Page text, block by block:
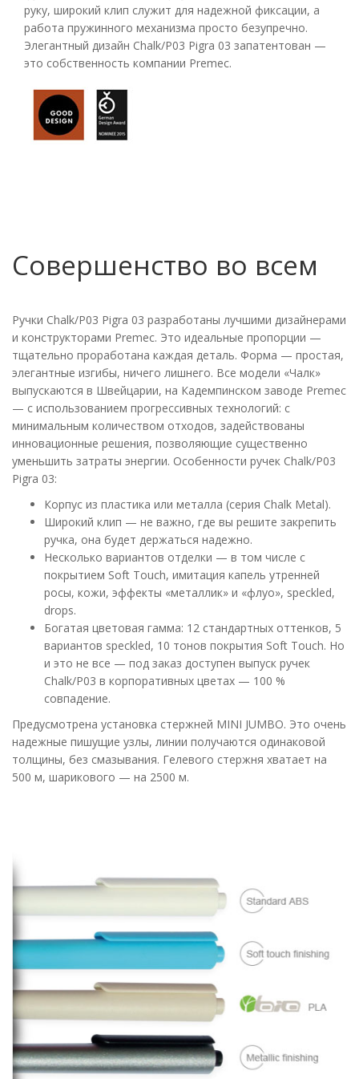
руку, широкий клип служит для надежной фиксации, а
работа пружинного механизма просто безупречно.
Элегантный дизайн Chalk/P03 Pigra 03 запатентован —
это собственность компании Premec.
Совершенство во всем
Ручки Chalk/P03 Pigra 03 разработаны лучшими дизайнерами
и конструкторами Premec. Это идеальные пропорции —
тщательно проработана каждая деталь. Форма — простая,
элегантные изгибы, ничего лишнего. Все модели «Чалк»
выпускаются в Швейцарии, на Кадемпинском заводе Premec
— с использованием прогрессивных технологий: с
минимальным количеством отходов, задействованы
инновационные решения, позволяющие существенно
уменьшить затраты энергии. Особенности ручек Chalk/P03
Pigra 03:
Корпус из пластика или металла (серия Chalk Metal).
Широкий клип — не важно, где вы решите закрепить
ручка, она будет держаться надежно.
Несколько вариантов отделки — в том числе c
покрытием Soft Touch, имитация капель утренней
росы, кожи, эффекты «металлик» и «флуо», speckled,
drops.
Богатая цветовая гамма: 12 стандартных оттенков, 5
вариантов speckled, 10 тонов покрытия Soft Touch. Но
и это не все — под заказ доступен выпуск ручек
Chalk/P03 в корпоративных цветах — 100 %
совпадение.
Предусмотрена установка стержней MINI JUMBO. Это очень
надежные пишущие узлы, линии получаются одинаковой
толщины, без смазывания. Гелевого стержня хватает на
500 м, шарикового — на 2500 м.